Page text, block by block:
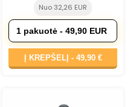
Nuo 32,26 EUR
Į KREPŠELĮ - 49,90 €